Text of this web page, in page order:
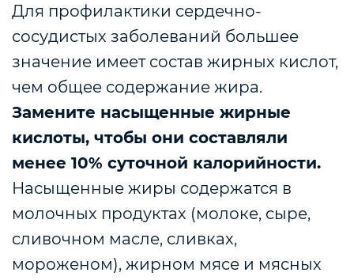
Для профилактики сердечно-
сосудистых заболеваний большее
значение имеет состав жирных кислот,
чем общее содержание жира.
Замените насыщенные жирные
кислоты, чтобы они составляли
менее 10% суточной калорийности.
Насыщенные жиры содержатся в
молочных продуктах (молоке, сыре,
сливочном масле, сливках,
мороженом), жирном мясе и мясных